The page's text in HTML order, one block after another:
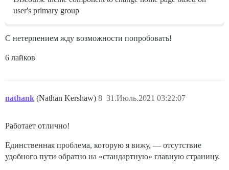
user's primary group
С нетерпением жду возможности попробовать!
6 лайков
nathank (Nathan Kershaw) 31.Июль.2021 03:22:07
8
Работает отлично!
Единственная проблема, которую я вижу, — отсутствие
удобного пути обратно на «стандартную» главную страницу.